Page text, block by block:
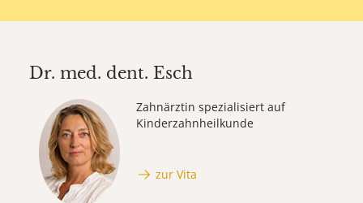
Dr. med. dent. Esch
Zahnärztin spezialisiert auf
Kinderzahnheilkunde
zur Vita